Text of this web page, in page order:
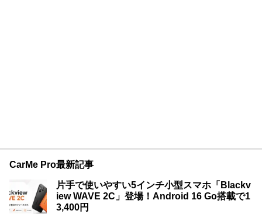
CarMe Pro最新記事
片手で使いやすい5インチ小型スマホ「Blackv
iew WAVE 2C」登場！Android 16 Go搭載で1
3,400円